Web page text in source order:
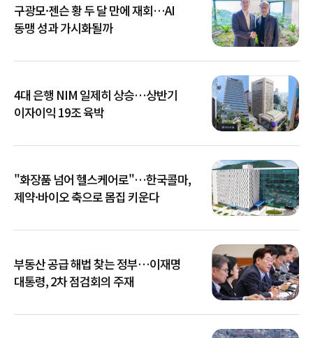
구광모·젠슨 황 두 달 만에 재회…AI
동맹 성과 가시화될까
4대 은행 NIM 일제히 상승…상반기
이자이익 19조 육박
"화장품 넘어 헬스케어로"…한국콜마,
제약·바이오 축으로 몸집 키운다
부동산 공급 해법 찾는 정부…이재명
대통령, 2차 점검회의 주재